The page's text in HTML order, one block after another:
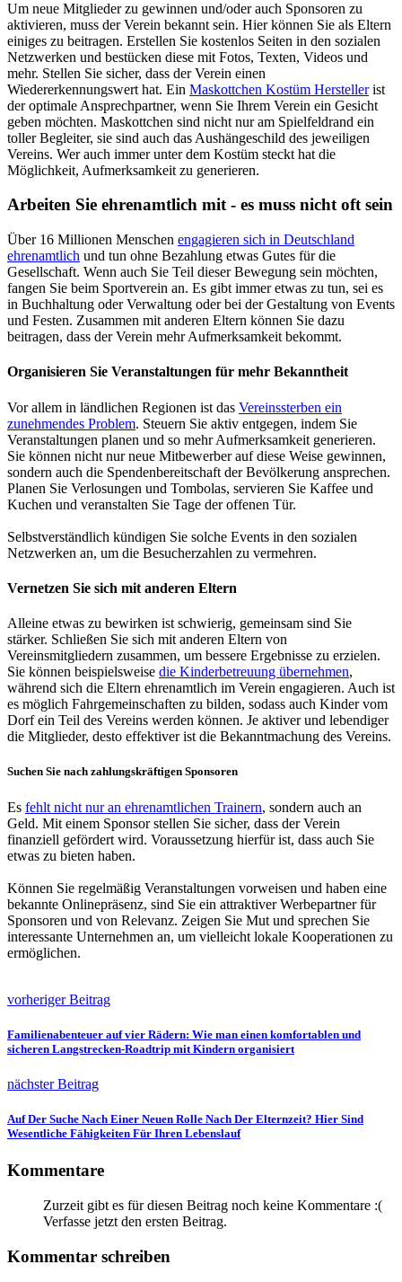
Um neue Mitglieder zu gewinnen und/oder auch Sponsoren zu
aktivieren, muss der Verein bekannt sein. Hier können Sie als Eltern
einiges zu beitragen. Erstellen Sie kostenlos Seiten in den sozialen
Netzwerken und bestücken diese mit Fotos, Texten, Videos und
mehr. Stellen Sie sicher, dass der Verein einen
Wiedererkennungswert hat. Ein Maskottchen Kostüm Herstellerist
der optimale Ansprechpartner, wenn Sie Ihrem Verein ein Gesicht
geben möchten. Maskottchen sind nicht nur am Spielfeldrand ein
toller Begleiter, sie sind auch das Aushängeschild des jeweiligen
Vereins. Wer auch immer unter dem Kostüm steckt hat die
Möglichkeit, Aufmerksamkeit zu generieren.
Arbeiten Sie ehrenamtlich mit - es muss nicht oft sein
Über 16 Millionen Menschen engagieren sich in Deutschland
ehrenamtlich und tun ohne Bezahlung etwas Gutes für die
Gesellschaft. Wenn auch Sie Teil dieser Bewegung sein möchten,
fangen Sie beim Sportverein an. Es gibt immer etwas zu tun, sei es
in Buchhaltung oder Verwaltung oder bei der Gestaltung von Events
und Festen. Zusammen mit anderen Eltern können Sie dazu
beitragen, dass der Verein mehr Aufmerksamkeit bekommt.
Organisieren Sie Veranstaltungen für mehr Bekanntheit
Vor allem in ländlichen Regionen ist das Vereinssterben ein
zunehmendes Problem. Steuern Sie aktiv entgegen, indem Sie
Veranstaltungen planen und so mehr Aufmerksamkeit generieren.
Sie können nicht nur neue Mitbewerber auf diese Weise gewinnen,
sondern auch die Spendenbereitschaft der Bevölkerung ansprechen.
Planen Sie Verlosungen und Tombolas, servieren Sie Kaffee und
Kuchen und veranstalten Sie Tage der offenen Tür.
Selbstverständlich kündigen Sie solche Events in den sozialen
Netzwerken an, um die Besucherzahlen zu vermehren.
Vernetzen Sie sich mit anderen Eltern
Alleine etwas zu bewirken ist schwierig, gemeinsam sind Sie
stärker. Schließen Sie sich mit anderen Eltern von
Vereinsmitgliedern zusammen, um bessere Ergebnisse zu erzielen.
Sie können beispielsweise die Kinderbetreuung übernehmen,
während sich die Eltern ehrenamtlich im Verein engagieren. Auch ist
es möglich Fahrgemeinschaften zu bilden, sodass auch Kinder vom
Dorf ein Teil des Vereins werden können. Je aktiver und lebendiger
die Mitglieder, desto effektiver ist die Bekanntmachung des Vereins.
Suchen Sie nach zahlungskräftigen Sponsoren
Es fehlt nicht nur an ehrenamtlichen Trainern, sondern auch an
Geld. Mit einem Sponsor stellen Sie sicher, dass der Verein
finanziell gefördert wird. Voraussetzung hierfür ist, dass auch Sie
etwas zu bieten haben.
Können Sie regelmäßig Veranstaltungen vorweisen und haben eine
bekannte Onlinepräsenz, sind Sie ein attraktiver Werbepartner für
Sponsoren und von Relevanz. Zeigen Sie Mut und sprechen Sie
interessante Unternehmen an, um vielleicht lokale Kooperationen zu
ermöglichen.
vorheriger Beitrag
Familienabenteuer auf vier Rädern: Wie man einen komfortablen und
sicheren Langstrecken-Roadtrip mit Kindern organisiert
nächster Beitrag
Auf Der Suche Nach Einer Neuen Rolle Nach Der Elternzeit? Hier Sind
Wesentliche Fähigkeiten Für Ihren Lebenslauf
Kommentare
Zurzeit gibt es für diesen Beitrag noch keine Kommentare :(
Verfasse jetzt den ersten Beitrag.
Kommentar schreiben